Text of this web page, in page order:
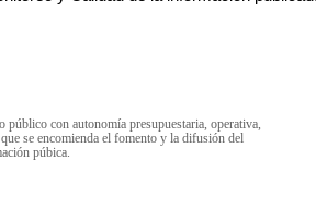
público con autonomía presupuestaria, operativa,
se encomienda el fomento y la difusión del
púbica.